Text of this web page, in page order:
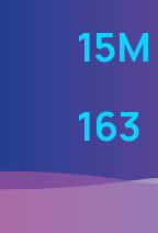
19Μ
199